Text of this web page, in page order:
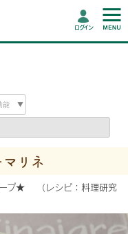
ログイン
リネ
ープ★ （レシピ：料理研究